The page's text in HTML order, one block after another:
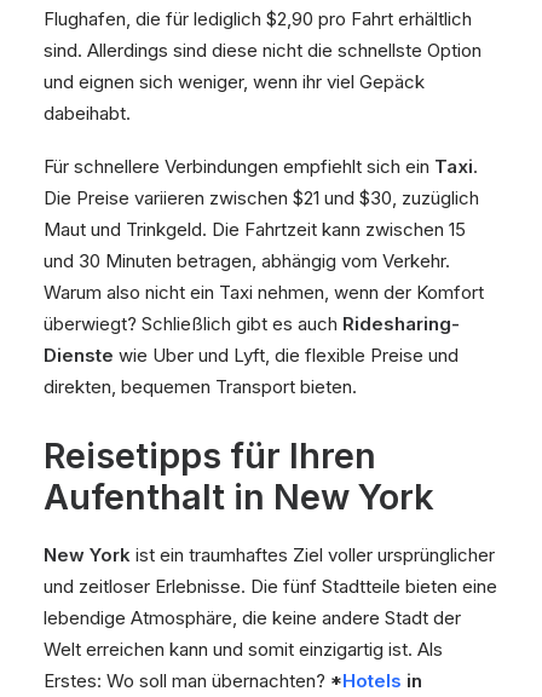
Flughafen, die für lediglich $2,90 pro Fahrt erhältlich
sind. Allerdings sind diese nicht die schnellste Option
und eignen sich weniger, wenn ihr viel Gepäck
dabeihabt.
Für schnellere Verbindungen empfiehlt sich ein Taxi.
Die Preise variieren zwischen $21 und $30, zuzüglich
Maut und Trinkgeld. Die Fahrtzeit kann zwischen 15
und 30 Minuten betragen, abhängig vom Verkehr.
Warum also nicht ein Taxi nehmen, wenn der Komfort
überwiegt? Schließlich gibt es auch Ridesharing-
Dienste wie Uber und Lyft, die flexible Preise und
direkten, bequemen Transport bieten.
Reisetipps für Ihren
Aufenthalt in New York
New York ist ein traumhaftes Ziel voller ursprünglicher
und zeitloser Erlebnisse. Die fünf Stadtteile bieten eine
lebendige Atmosphäre, die keine andere Stadt der
Welt erreichen kann und somit einzigartig ist. Als
Erstes: Wo soll man übernachten? *Hotels in